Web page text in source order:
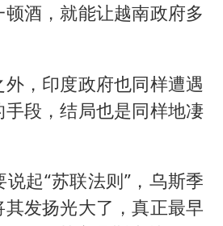
酒，就能让越南政府多
，印度政府也同样遭遇
段，结局也是同样地凄
起“苏联法则”，乌斯季
发扬光大了，真正最早